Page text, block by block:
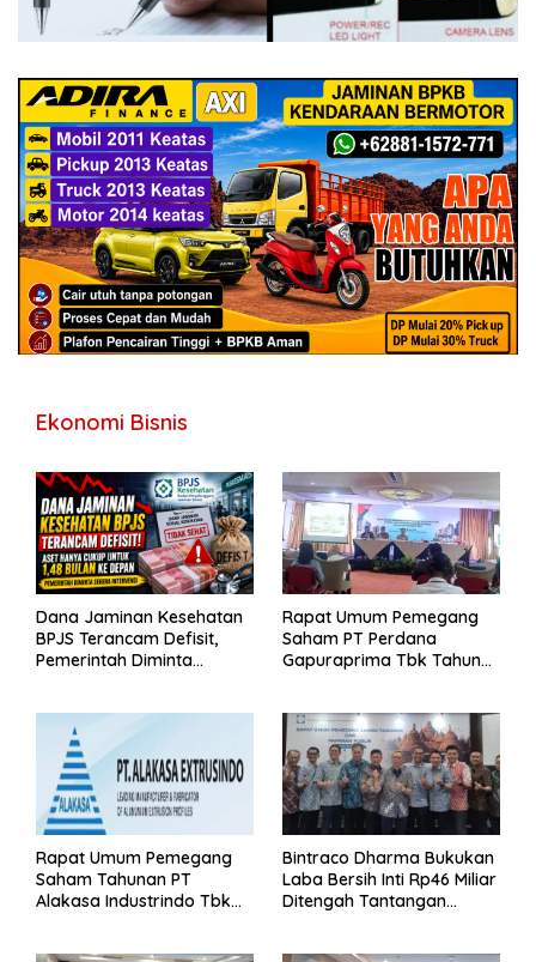
Ekonomi Bisnis
Dana Jaminan Kesehatan
BPJS Terancam Defisit,
Pemerintah Diminta
Rapat Umum Pemegang
Saham PT Perdana
Gapuraprima Tbk Tahun
Rapat Umum Pemegang
Saham Tahunan PT
Alakasa Industrindo Tbk
Bintraco Dharma Bukukan
Laba Bersih Inti Rp46 Miliar
Ditengah Tantangan